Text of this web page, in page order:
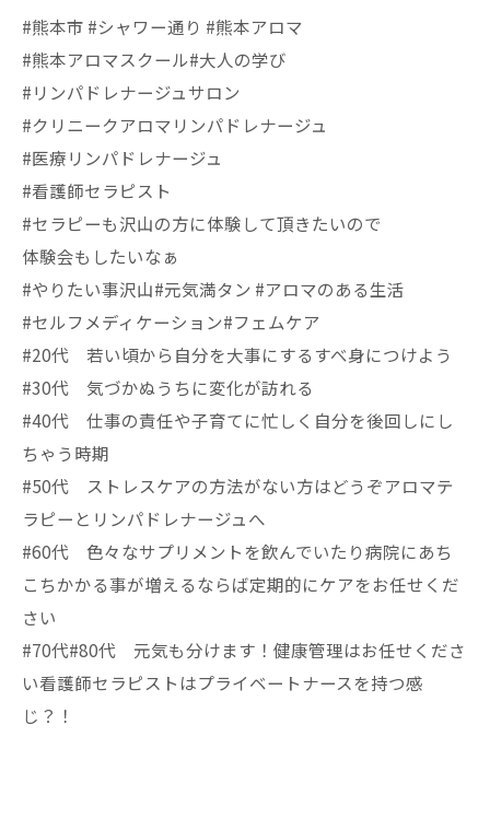
#熊本市 #シャワー通り #熊本アロマ
#熊本アロマスクール#大人の学び
#リンパドレナージュサロン
#クリニークアロマリンパドレナージュ
#医療リンパドレナージュ
#看護師セラピスト
#セラピーも沢山の方に体験して頂きたいので
体験会もしたいなぁ
#やりたい事沢山#元気満タン #アロマのある生活
#セルフメディケーション#フェムケア
#20代 若い頃から自分を大事にするすべ身につけよう
#30代 気づかぬうちに変化が訪れる
#40代 仕事の責任や子育てに忙しく自分を後回しにし
ちゃう時期
#50代 ストレスケアの方法がない方はどうぞアロマテ
ラピーとリンパドレナージュへ
#60代 色々なサプリメントを飲んでいたり病院にあち
こちかかる事が増えるならば定期的にケアをお任せくだ
さい
#70代#80代 元気も分けます！健康管理はお任せくださ
い看護師セラピストはプライベートナースを持つ感
じ？！